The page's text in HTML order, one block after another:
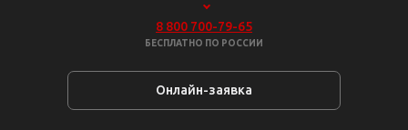
8 800 700-79-65
БЕСПЛАТНО ПО РОССИИ
Онлайн-заявка